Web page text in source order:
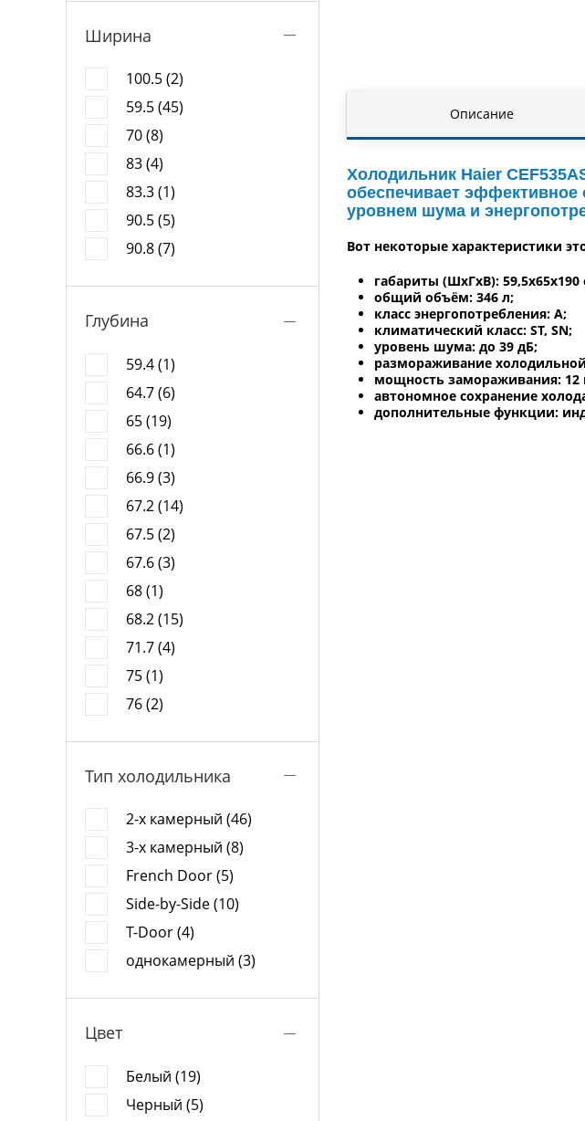
Ширина
100.5 (2)
59.5 (45)
70 (8)
83 (4)
83.3 (1)
90.5 (5)
90.8 (7)
Глубина
59.4 (1)
64.7 (6)
65 (19)
66.6 (1)
66.9 (3)
67.2 (14)
67.5 (2)
67.6 (3)
68 (1)
68.2 (15)
71.7 (4)
75 (1)
76 (2)
Тип холодильника
2-х камерный (46)
3-х камерный (8)
French Door (5)
Side-by-Side (10)
T-Door (4)
однокамерный (3)
Цвет
Белый (19)
Черный (5)
Описание
Холодильник Haier
обеспечивает эффективное
уровнем шума и
Вот некоторые характеристики
габариты (ШxГxВ): 59,5x65x190
общий объём: 346 л;
класс энергопотребления: A;
климатический класс: ST, SN;
уровень шума: до 39 дБ;
размораживание
мощность замораживания: 12
автономное сохранение
дополнительные функции: